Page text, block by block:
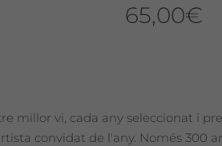
65,00€
millor vi, cada any seleccionat i
convidat de l'any. Només 300